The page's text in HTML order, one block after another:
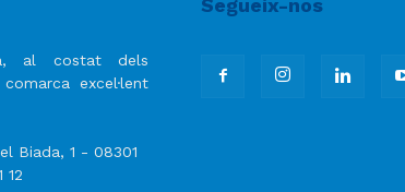
al costat dels
excel·lent
Biada, 1 - 08301
12
Segueix-nos